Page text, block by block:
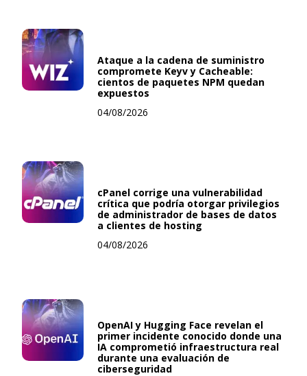
Ataque a la cadena de suministro
compromete Keyv y Cacheable:
cientos de paquetes NPM quedan
expuestos
04/08/2026
cPanel corrige una vulnerabilidad
crítica que podría otorgar privilegios
de administrador de bases de datos
a clientes de hosting
04/08/2026
OpenAI y Hugging Face revelan el
primer incidente conocido donde una
IA comprometió infraestructura real
durante una evaluación de
ciberseguridad